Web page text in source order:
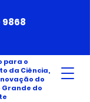
9868
para o
da Ciência,
do
Grande do